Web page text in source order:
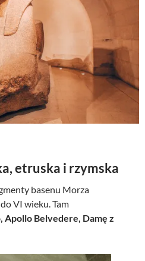
etruska i rzymska
basenu Morza
VI wieku. Tam
Apollo Belvedere, Damę z